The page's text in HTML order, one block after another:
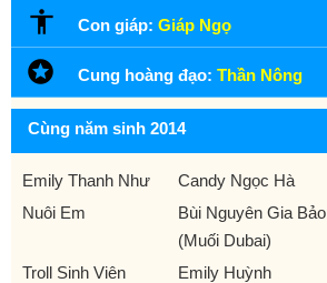
Con giáp: Giáp Ngọ
Cung hoàng đạo: Thần Nông
Cùng năm sinh 2014
Emily Thanh Như
Candy Ngọc Hà
Nuôi Em
Bùi Nguyên Gia Bảo
(Muối Dubai)
Troll Sinh Viên
Emily Huỳnh